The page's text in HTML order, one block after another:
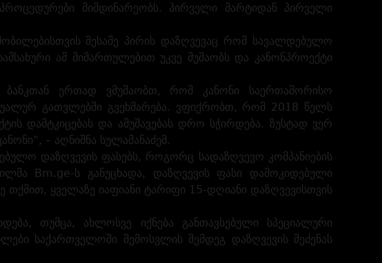
მიმდინარეობს. პირველი მარტიდან პირველი
მესამე პირის დაზღვევაც რომ სავალდებულო
ამ მიმართულებით უკვე მუშაობს და კანონპროექტი
ერთად ვმუშაობთ, რომ კანონი საერთაშორისო
გათვლებში გვეხმარება. ვფიქრობთ, რომ 2018 წელს
დამტკიცებას და ამუშავებას დრო სჭირდება. ზუსტად ვერ
– აღნიშნა სულამანაძემ.
დაზღვევის ფასებს, როგორც სადაზღვევო კომპანიების
Bm.ge-ს განუცხადა, დაზღვევის ფასი დამოკიდებული
თქმით, ყველაზე იაფიანი ტარიფი 15-დღიანი დაზღვევისთვის
თუმცა, ახლოსვე იქნება განთავსებული სპეციალური
საქართველოში შემოსვლის შემდეგ დაზღვევის შეძენას